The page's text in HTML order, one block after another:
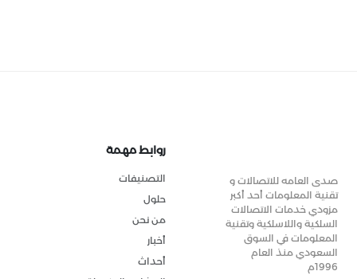
صدى العامه للاتصالات و
تقنية المعلومات أحد أكبر
مزودي خدمات الاتصالات
السلكية واللاسلكية وتقنية
المعلومات في السوق
السعودي منذ العام
1996م
روابط مهمة
التصنيفات
حلول
من نحن
أخبار
أحداث